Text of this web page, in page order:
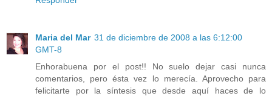
Maria del Mar 31 de diciembre de 2008 a las 6:12:00
GMT-8
Enhorabuena por el post!! No suelo dejar casi nunca
comentarios, pero ésta vez lo merecía. Aprovecho para
felicitarte por la síntesis que desde aquí haces de lo